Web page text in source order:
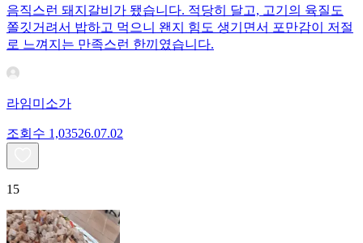
음직스런 돼지갈비가 됐습니다. 적당히 달고, 고기의 육질도
쫄깃거려서 밥하고 먹으니 왠지 힘도 생기면서 포만감이 저절
로 느껴지는 만족스런 한끼였습니다.
라임미소가
조회수 1,03526.07.02
15